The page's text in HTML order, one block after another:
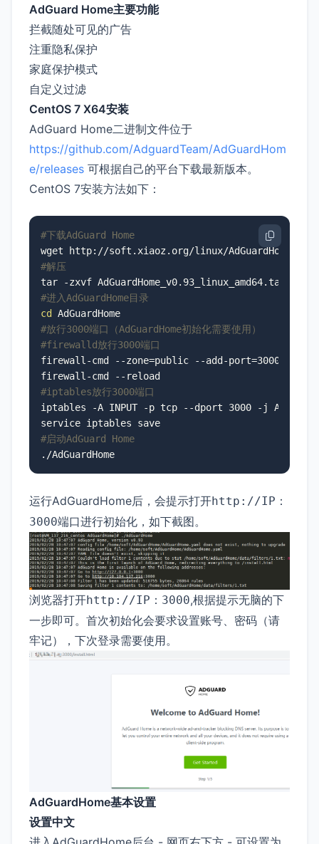
AdGuard Home主要功能
拦截随处可见的广告
注重隐私保护
家庭保护模式
自定义过滤
CentOS 7 X64安装
AdGuard Home二进制文件位于
https://github.com/AdguardTeam/AdGuardHom
e/releases 可根据自己的平台下载最新版本。
CentOS 7安装方法如下：
#下载AdGuard Home
#解压
#进入AdGuardHome目录
cd
#放行3000端口（AdGuardHome初始化需要使用）
#firewalld放行3000端口
firewall-cmd --zone=public --add-port=3000/tcp --
#iptables放行3000端口
iptables -A INPUT -p tcp --dport 3000 -j ACCEPT
#启动AdGuard Home
./AdGuardHome
运行AdGuardHome后，会提示打开http://IP：
3000端口进行初始化，如下截图。
浏览器打开http://IP：3000,根据提示无脑的下
一步即可。首次初始化会要求设置账号、密码（请
牢记），下次登录需要使用。
AdGuardHome基本设置
设置中文